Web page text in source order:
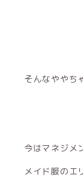
そんなややち
今はマネジメ
メイド服のエ